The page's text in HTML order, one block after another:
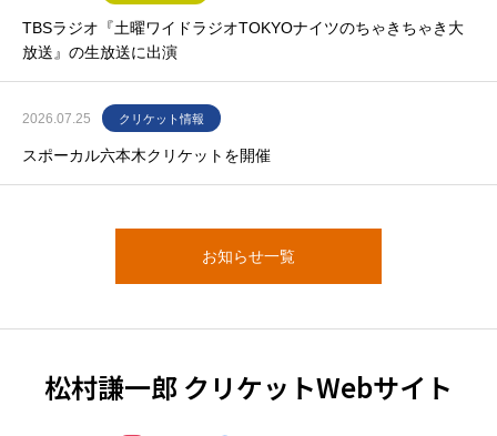
TBSラジオ『土曜ワイドラジオTOKYOナイツのちゃきちゃき大
放送』の生放送に出演
2026.07.25 クリケット情報
スポーカル六本木クリケットを開催
お知らせ一覧
松村謙一郎 クリケットWebサイト